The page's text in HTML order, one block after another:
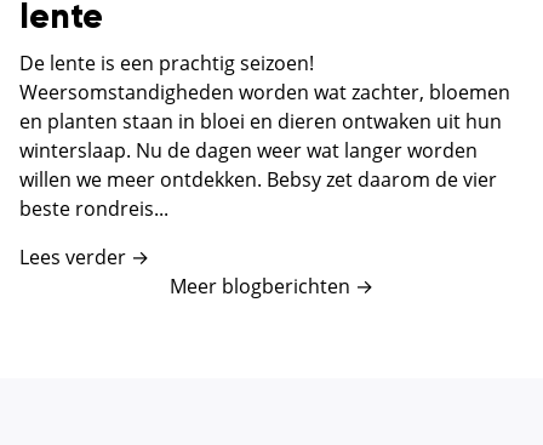
lente
De lente is een prachtig seizoen!
Weersomstandigheden worden wat zachter, bloemen
en planten staan in bloei en dieren ontwaken uit hun
winterslaap. Nu de dagen weer wat langer worden
willen we meer ontdekken. Bebsy zet daarom de vier
beste rondreis...
Lees verder →
Meer blogberichten →